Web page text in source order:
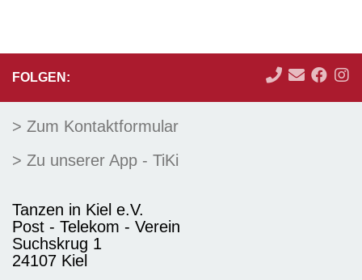
FOLGEN:
> Zum Kontaktformular
> Zu unserer App - TiKi
Tanzen in Kiel e.V.
Post - Telekom - Verein
Suchskrug 1
24107 Kiel